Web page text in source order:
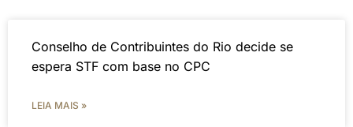
Conselho de Contribuintes do Rio decide se
espera STF com base no CPC
LEIA MAIS »